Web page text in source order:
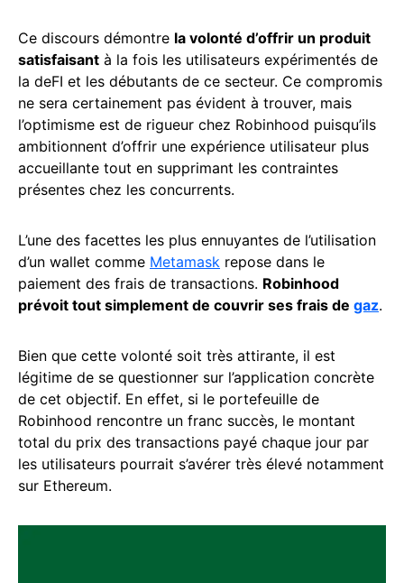
Ce discours démontre la volonté d’offrir un produit
satisfaisant à la fois les utilisateurs expérimentés de
la deFI et les débutants de ce secteur. Ce compromis
ne sera certainement pas évident à trouver, mais
l’optimisme est de rigueur chez Robinhood puisqu’ils
ambitionnent d’offrir une expérience utilisateur plus
accueillante tout en supprimant les contraintes
présentes chez les concurrents.
L’une des facettes les plus ennuyantes de l’utilisation
d’un wallet comme Metamask repose dans le
paiement des frais de transactions. Robinhood
prévoit tout simplement de couvrir ses frais de gaz.
Bien que cette volonté soit très attirante, il est
légitime de se questionner sur l’application concrète
de cet objectif. En effet, si le portefeuille de
Robinhood rencontre un franc succès, le montant
total du prix des transactions payé chaque jour par
les utilisateurs pourrait s’avérer très élevé notamment
sur Ethereum.